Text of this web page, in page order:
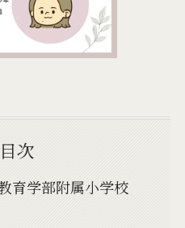
目次
育学部附属小学校